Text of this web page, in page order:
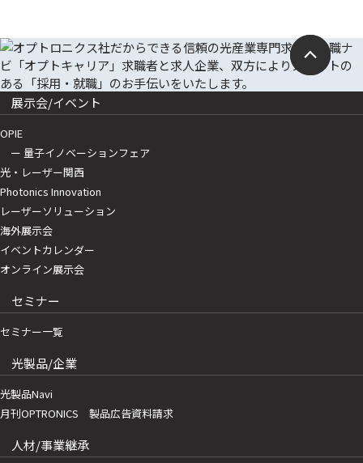
展示会/イベント
OPIE
ー 量子イノベーションフェア
光・レーザー関西
Photonics Innovation
レーザーソリューション
海外展示会
イベントカレンダー
オンライン展示会
セミナー
セミナー一覧
光製品/企業
光製品Navi
月刊OPTRONICS 製品広告資料請求
人材/事業継承